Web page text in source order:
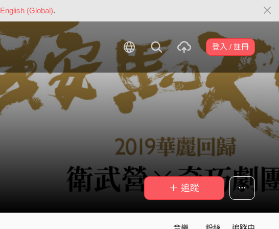
English (Global).
登入 / 註冊
＋ 追蹤